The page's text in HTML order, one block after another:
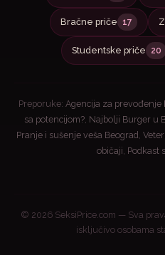
Bračne priče 17
Studentske priče 20
Preporuke: Agencija za prevođenje
sa potencijom?, Najbolji Burger u
Pranje i sušenje veša Beograd ,
običaji, Podkast
© 2026 SeksiPrice.com — Sva
isključivo osobama